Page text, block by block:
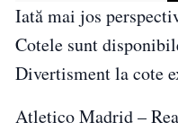
Iată mai jos
Cotele sunt
Divertisment la cote
Atletico Madrid –